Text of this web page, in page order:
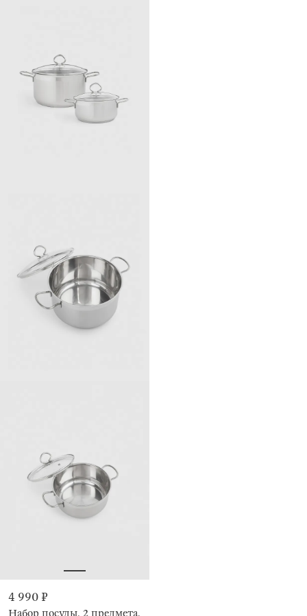
4 990 ₽
Набор посуды, 2 предмета,